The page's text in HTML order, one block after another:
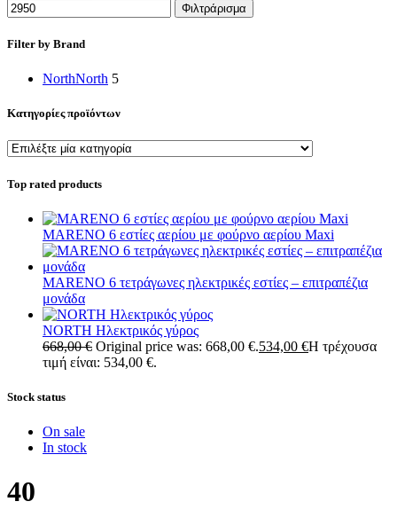
Φιλτράρισμα
Filter by Brand
NorthNorth 5
Κατηγορίες προϊόντων
Top rated products
MARENO 6 εστίες αερίου με φούρνο αερίου Maxi
MARENO 6 τετράγωνες ηλεκτρικές εστίες – επιτραπέζια
μονάδα
NORTH Ηλεκτρικός γύρος
668,00€ Original price was: 668,00 €.534,00 €Η τρέχουσα
τιμή είναι: 534,00 €.
Stock status
On sale
In stock
40